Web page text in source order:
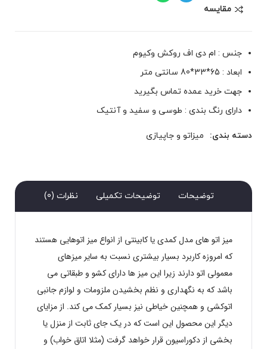
مقايسه
جنس : ام دی اف روکش وکیوم
ابعاد : 65*33*80 سانتی متر
جهت خرید عمده تماس بگیرید
دارای رنگ بندی : طوسی و سفید و آنتیک
دسته بندی: میزاتو و جاپیازی
توضیحات توضیحات تکمیلی نظرات (0)
میز اتو های مدل کمدی یا کابینتی از انواع میز اتوهایی هستند
که امروزه کاربرد بسیار بیشتری نسبت به سایر میزهای
معمولی اتو دارند زیرا این میز ها دارای کشو و طبقاتی می
باشد که به نگهداری و نظم بخشیدن ملزومات و لوازم جانبی
اتوکشی و همچنین خیاطی نیز بسیار کمک می کند. از مزایای
دیگر این محصول این است که در یک جای ثابت از منزل یا
بخشی از دکوراسیون قرار خواهد گرفت (مثلا اتاق خواب) و